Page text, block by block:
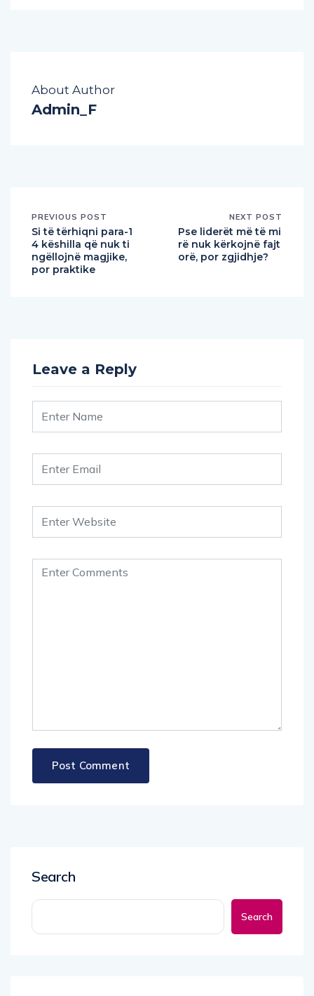
About Author
Admin_F
PREVIOUS POST
Si të tërhiqni para-1
4 këshilla që nuk ti
ngëllojnë magjike,
por praktike
NEXT POST
Pse liderët më të mi
rë nuk kërkojnë fajt
orë, por zgjidhje?
Leave a Reply
Search
Search